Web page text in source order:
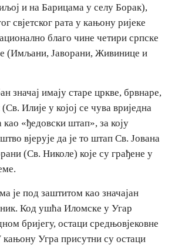
и на Барицама у селу Борак),
свјетског рата у кањону ријеке
благо чине четири српске
(Имљани, Јаворани, Живинице и
значај имају старе цркве, брвнаре,
Илије у којој се чува вриједна
као «ђедовски штап», за коју
вјерује да је то штап Св. Јована
(Св. Николе) које су грађене у
је под заштитом као значајан
Код ушћа Иломске у Угар
бријегу, остаци средњовјековне
Угра присутни су остаци